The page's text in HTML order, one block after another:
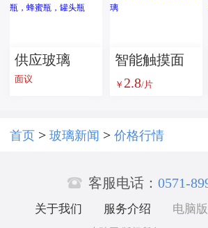
供应玻璃
瓶，酱菜
瓶，罐头瓶
面议
智能触摸面
板丝印玻璃
￥ 2.8/片
首页 > 玻璃新闻 > 价格行情
 客服电话： 0571-
关于我们 服务介绍 电脑版